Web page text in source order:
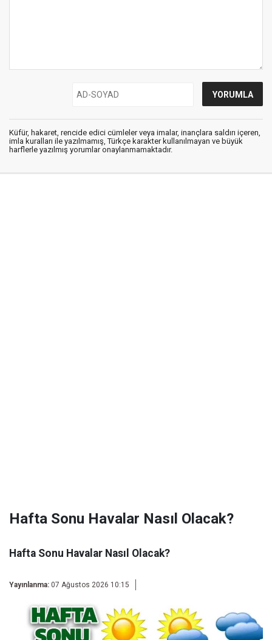
Küfür, hakaret, rencide edici cümleler veya imalar, inançlara saldırı içeren,
imla kuralları ile yazılmamış, Türkçe karakter kullanılmayan ve büyük
harflerle yazılmış yorumlar onaylanmamaktadır.
Hafta Sonu Havalar Nasıl Olacak?
Hafta Sonu Havalar Nasıl Olacak?
Yayınlanma: 07 Ağustos 2026 10:15